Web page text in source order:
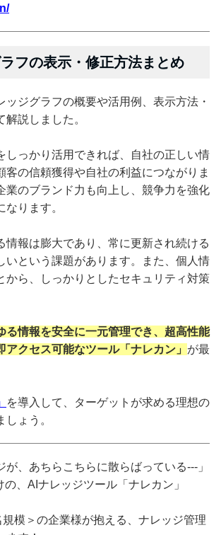
フの表示・修正方法まとめ
ッジグラフの概要や活用例、表示方法・
説しました。
しっかり活用できれば、自社の正しい情
客の信頼獲得や自社の利益につながりま
業のブランド力も向上し、競争力を強化
ります。
情報は膨大であり、常に更新され続ける
いという課題があります。また、個人情
から、しっかりとしたセキュリティ対策
る情報を安全に一元管理でき、超高性能
アクセス可能なツール「ナレカン」 が最
を導入して、ターゲットが求める理想の
ょう。
が、あちらこちらに散らばっている---」
の、AIナレッジツール「ナレカン」
規模＞の企業様が抱える、ナレッジ管理